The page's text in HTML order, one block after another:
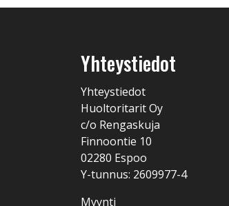
Yhteystiedot
Yhteystiedot
Huoltoritarit Oy
c/o Rengaskuja
Finnoontie 10
02280 Espoo
Y-tunnus: 2609977-4
Myynti